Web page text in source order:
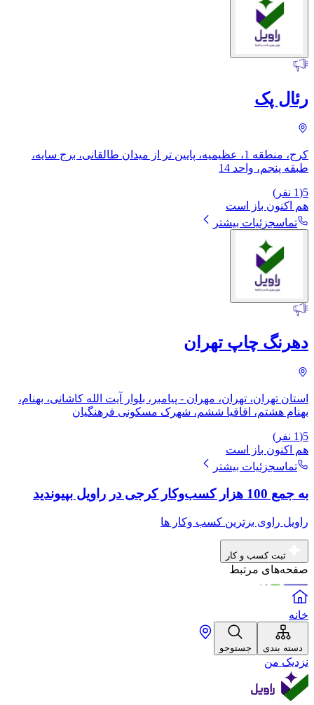
رئال پک
کرج، منطقه 1، عظیمیه، پایین تر از میدان طالقانی، برج سایه،
طبقه پنجم، واحد 14
5
(
1 نفر)
هم اکنون باز است
تماسجزئیات بیشتر
دهرنگ چاپ تهران
استان تهران، تهران، مهران - پیامبر، بلوار آیت الله کاشانی، بهنام،
بهنام هشتم، اقاقیا ششم، شهرک مسکونی فرهنگیان
5
(
1 نفر)
هم اکنون باز است
تماسجزئیات بیشتر
به جمع 100 هزار کسب‌وکار کرجی در راویل بپیوندید
راویل راوی برترین کسب وکار ها
ثبت کسب و کار
صفحه‌های مرتبط
خانه
دسته بندی جستوجو
نزدیک من